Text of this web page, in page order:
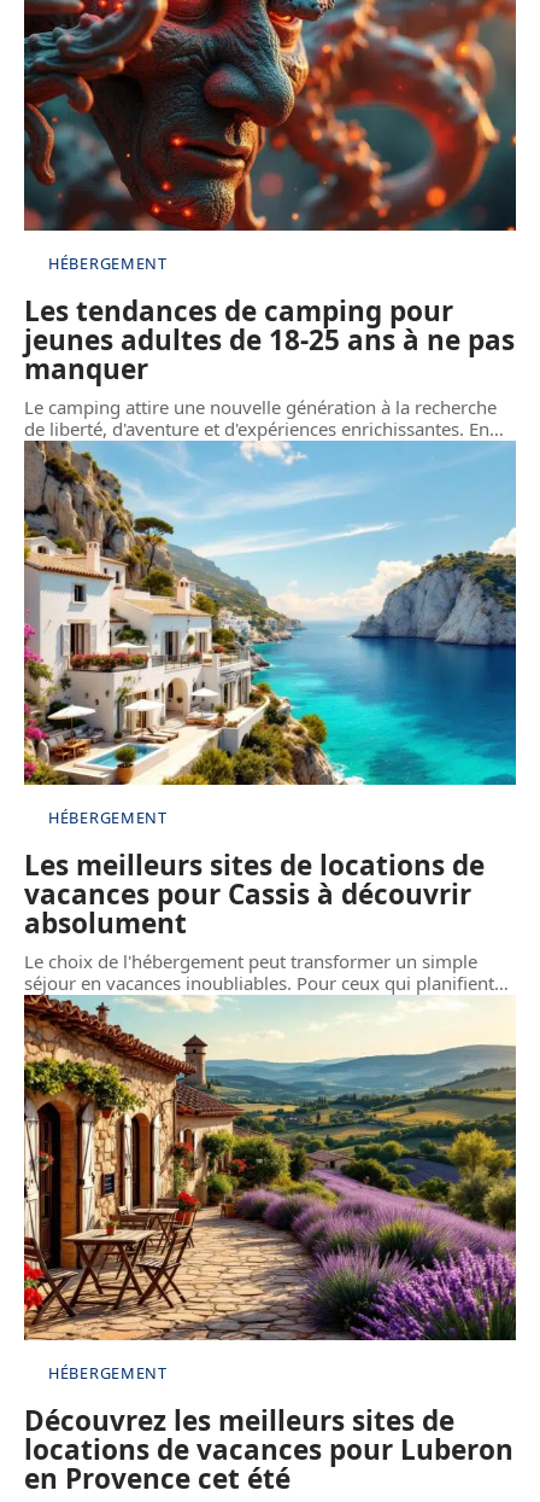
HÉBERGEMENT
Les tendances de camping pour
jeunes adultes de 18-25 ans à ne pas
manquer
Le camping attire une nouvelle génération à la recherche
de liberté, d'aventure et d'expériences enrichissantes. En…
HÉBERGEMENT
Les meilleurs sites de locations de
vacances pour Cassis à découvrir
absolument
Le choix de l'hébergement peut transformer un simple
séjour en vacances inoubliables. Pour ceux qui planifient…
HÉBERGEMENT
Découvrez les meilleurs sites de
locations de vacances pour Luberon
en Provence cet été